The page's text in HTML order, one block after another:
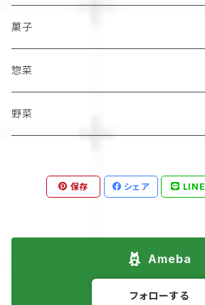
菓子
惣菜
野菜
保存 シェア LINE
Ameba
フォローする